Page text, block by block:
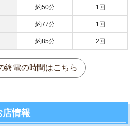
約50分 1回
約77分 1回
約85分 2回
終電の時間はこちら
店情報